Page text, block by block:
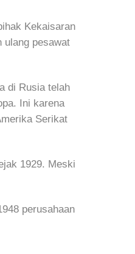
Kekaisaran
ulang pesawat
di Rusia telah
Ini karena
Serikat
1929. Meski
perusahaan